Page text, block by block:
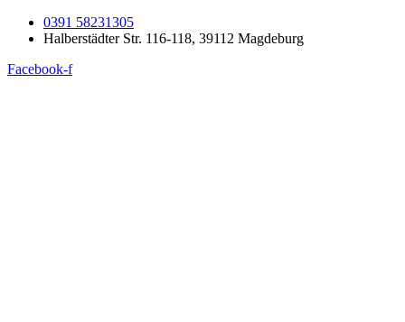
0391 58231305
Halberstädter Str. 116-118, 39112 Magdeburg
Facebook-f